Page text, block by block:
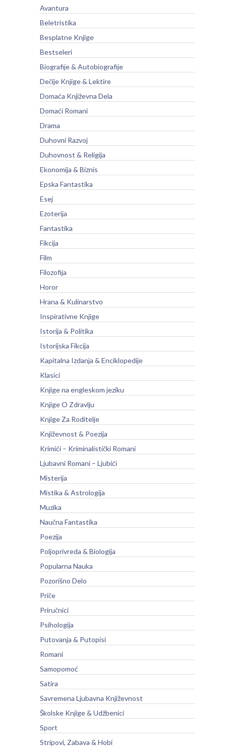
Avantura
Beletristika
Besplatne Knjige
Bestseleri
Biografije & Autobiografije
Dečije Knjige & Lektire
Domaća Književna Dela
Domaći Romani
Drama
Duhovni Razvoj
Duhovnost & Religija
Ekonomija & Biznis
Epska Fantastika
Esej
Ezoterija
Fantastika
Fikcija
Film
Filozofija
Horor
Hrana & Kulinarstvo
Inspirativne Knjige
Istorija & Politika
Istorijska Fikcija
Kapitalna Izdanja & Enciklopedije
Klasici
Knjige na engleskom jeziku
Knjige O Zdravlju
Knjige Za Roditelje
Književnost & Poezija
Krimići – Kriminalistički Romani
Ljubavni Romani – Ljubići
Misterija
Mistika & Astrologija
Muzika
Naučna Fantastika
Poezija
Poljoprivreda & Biologija
Popularna Nauka
Pozorišno Delo
Priče
Priručnici
Psihologija
Putovanja & Putopisi
Romani
Samopomoć
Satira
Savremena Ljubavna Književnost
Školske Knjige & Udžbenici
Sport
Stripovi, Zabava & Hobi